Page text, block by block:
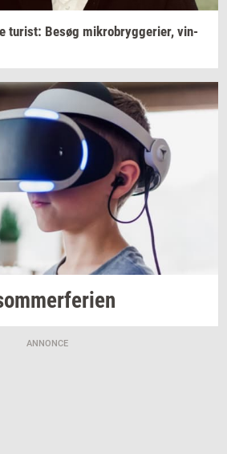
turist: Besøg mi­kro­bryg­ge­ri­er, vin­
ANNONCE